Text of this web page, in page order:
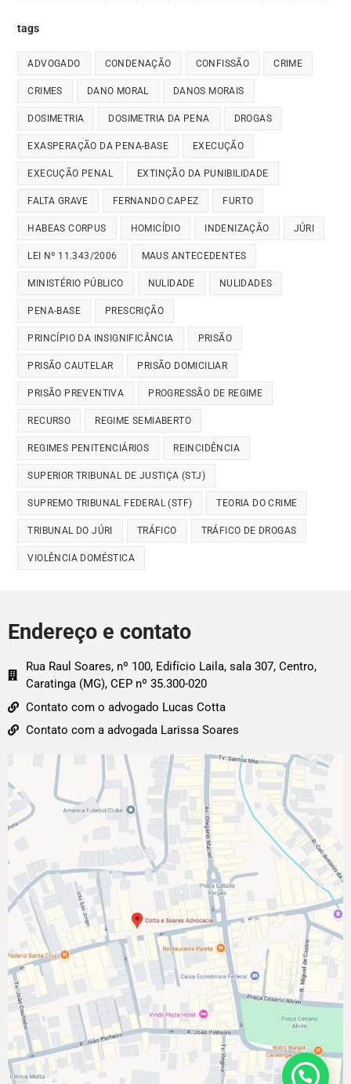
tags
ADVOGADO CONDENAÇÃO CONFISSÃO CRIME
CRIMES DANO MORAL DANOS MORAIS
DOSIMETRIA DOSIMETRIA DA PENA DROGAS
EXASPERAÇÃO DA PENA-BASE EXECUÇÃO
EXECUÇÃO PENAL EXTINÇÃO DA PUNIBILIDADE
FALTA GRAVE FERNANDO CAPEZ FURTO
HABEAS CORPUS HOMICÍDIO INDENIZAÇÃO JÚRI
LEI Nº 11.343/2006 MAUS ANTECEDENTES
MINISTÉRIO PÚBLICO NULIDADE NULIDADES
PENA-BASE PRESCRIÇÃO
PRINCÍPIO DA INSIGNIFICÂNCIA PRISÃO
PRISÃO CAUTELAR PRISÃO DOMICILIAR
PRISÃO PREVENTIVA PROGRESSÃO DE REGIME
RECURSO REGIME SEMIABERTO
REGIMES PENITENCIÁRIOS REINCIDÊNCIA
SUPERIOR TRIBUNAL DE JUSTIÇA (STJ)
SUPREMO TRIBUNAL FEDERAL (STF) TEORIA DO CRIME
TRIBUNAL DO JÚRI TRÁFICO TRÁFICO DE DROGAS
VIOLÊNCIA DOMÉSTICA
Endereço e contato
Rua Raul Soares, nº 100, Edifício Laila, sala 307, Centro,
Caratinga (MG), CEP nº 35.300-020
Contato com o advogado Lucas Cotta
Contato com a advogada Larissa Soares